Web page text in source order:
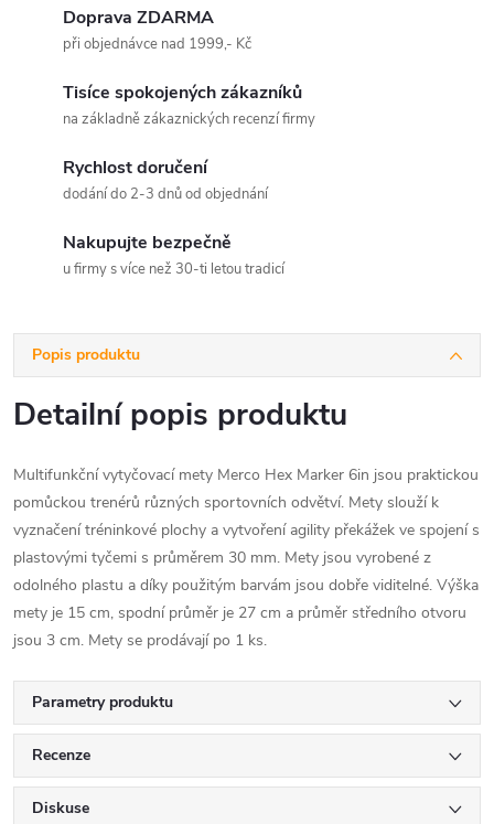
Doprava ZDARMA
při objednávce nad 1999,- Kč
Tisíce spokojených zákazníků
na základně zákaznických recenzí firmy
Rychlost doručení
dodání do 2-3 dnů od objednání
Nakupujte bezpečně
u firmy s více než 30-ti letou tradicí
Popis produktu
Detailní popis produktu
Multifunkční vytyčovací mety Merco Hex Marker 6in jsou praktickou
pomůckou trenérů různých sportovních odvětví. Mety slouží k
vyznačení tréninkové plochy a vytvoření agility překážek ve spojení s
plastovými tyčemi s průměrem 30 mm. Mety jsou vyrobené z
odolného plastu a díky použitým barvám jsou dobře viditelné. Výška
mety je 15 cm, spodní průměr je 27 cm a průměr středního otvoru
jsou 3 cm. Mety se prodávají po 1 ks.
Parametry produktu
Recenze
Diskuse